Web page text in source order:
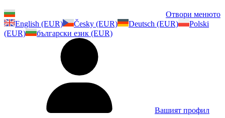
Отвори менюто
English (EUR)
Česky (EUR) Deutsch (EUR)
Polski
(EUR)
български език (EUR)
Вашият профил